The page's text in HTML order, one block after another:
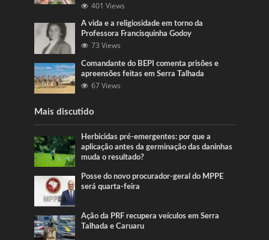
401 Views
A vida e a religiosidade em torno da
Professora Francisquinha Godoy
73 Views
Comandante do BEPI comenta prisões e
apreensões feitas em Serra Talhada
67 Views
Mais discutido
Herbicidas pré-emergentes: por que a
aplicação antes da germinação das daninhas
muda o resultado?
Posse do novo procurador-geral do MPPE
será quarta-feira
Ação da PRF recupera veículos em Serra
Talhada e Caruaru